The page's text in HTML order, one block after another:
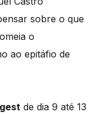
sobre o que
o
ao epitáfio de
de dia 9 até 13